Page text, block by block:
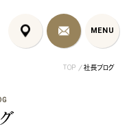
MENU
MENU
TOP 社長ブログ